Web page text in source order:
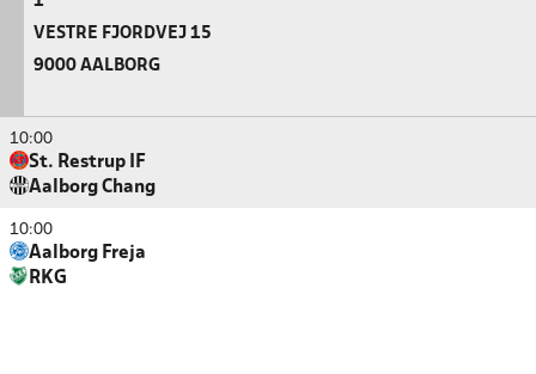
VESTRE FJORDVEJ 15
9000 AALBORG
10:00
St. Restrup IF
Aalborg Chang
10:00
Aalborg Freja
RKG